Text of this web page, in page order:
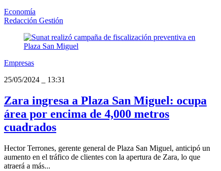
Economía
Redacción Gestión
Empresas
25/05/2024
13:31
Zara ingresa a Plaza San Miguel: ocupa
área por encima de 4,000 metros
cuadrados
Hector Terrones, gerente general de Plaza San Miguel, anticipó un
aumento en el tráfico de clientes con la apertura de Zara, lo que
atraerá a más...